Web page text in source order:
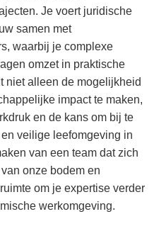
Je voert juridische
samen met
waarbij je complexe
omzet in praktische
niet alleen de mogelijkheid
impact te maken,
en de kans om bij te
veilige leefomgeving in
van een team dat zich
onze bodem en
om je expertise verder
werkomgeving.